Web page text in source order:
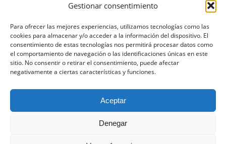
Gestionar consentimiento
Para ofrecer las mejores experiencias, utilizamos tecnologías como las
cookies para almacenar y/o acceder a la información del dispositivo. El
consentimiento de estas tecnologías nos permitirá procesar datos como
el comportamiento de navegación o las identificaciones únicas en este
sitio. No consentir o retirar el consentimiento, puede afectar
negativamente a ciertas características y funciones.
Aceptar
Denegar
Martes a viernes:de 11:00 a 14:00 y de 17:00 a 20:00 h
Sábados y domingos:11:00 a 20:00 h
Entrada gratuitatodos los días en horario de tarde y
domingos todo el día